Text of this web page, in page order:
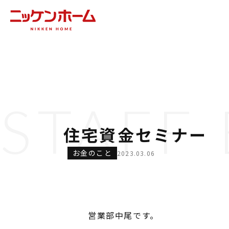
住宅資金セミナー
STAFF
お金のこと 2023.03.06
営業部中尾です。